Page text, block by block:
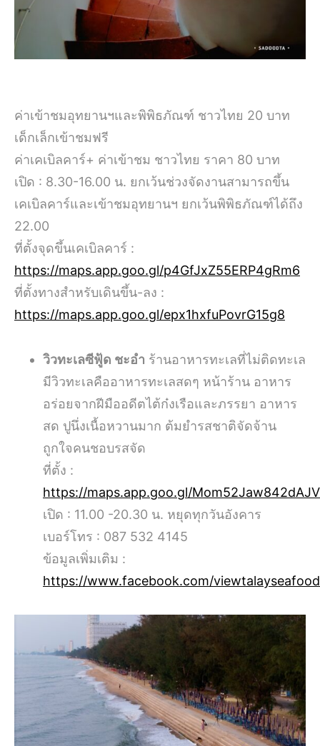
ค่าเข้าชมอุทยานฯและพิพิธภัณฑ์ ชาวไทย 20 บาท
เด็กเล็กเข้าชมฟรี
ค่าเคเบิลคาร์+ ค่าเข้าชม ชาวไทย ราคา 80 บาท
เปิด : 8.30-16.00 น. ยกเว้นช่วงจัดงานสามารถขึ้น
เคเบิลคาร์และเข้าชมอุทยานฯ ยกเว้นพิพิธภัณฑ์ได้ถึง
22.00
ที่ตั้งจุดขึ้นเคเบิลคาร์ :
https://maps.app.goo.gl/p4GfJxZ55ERP4gRm6
ที่ตั้งทางสำหรับเดินขึ้น-ลง :
https://maps.app.goo.gl/epx1hxfuPovrG15g8
วิวทะเลซีฟู้ด ชะอำ ร้านอาหารทะเลที่ไม่ติดทะเล
มีวิวทะเลคืออาหารทะเลสดๆ หน้าร้าน อาหาร
อร่อยจากฝีมืออดีตไต้ก๋งเรือและภรรยา อาหาร
สด ปูนึ่งเนื้อหวานมาก ต้มยำรสชาติจัดจ้าน
ถูกใจคนชอบรสจัด
ที่ตั้ง :
https://maps.app.goo.gl/
เปิด : 11.00 -20.30 น. หยุดทุกวันอังคาร
เบอร์โทร : 087 532 4145
ข้อมูลเพิ่มเติม :
https://www.facebook.com/